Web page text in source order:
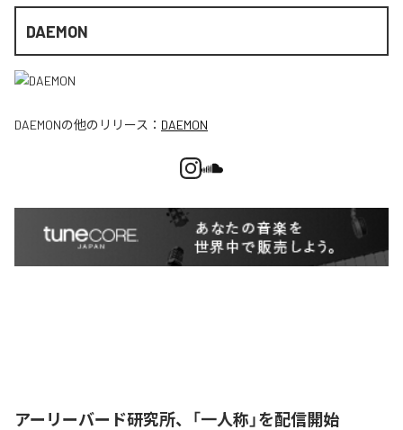
DAEMON
DAEMONの他のリリース： DAEMON
アーリーバード研究所、「一人称」を配信開始